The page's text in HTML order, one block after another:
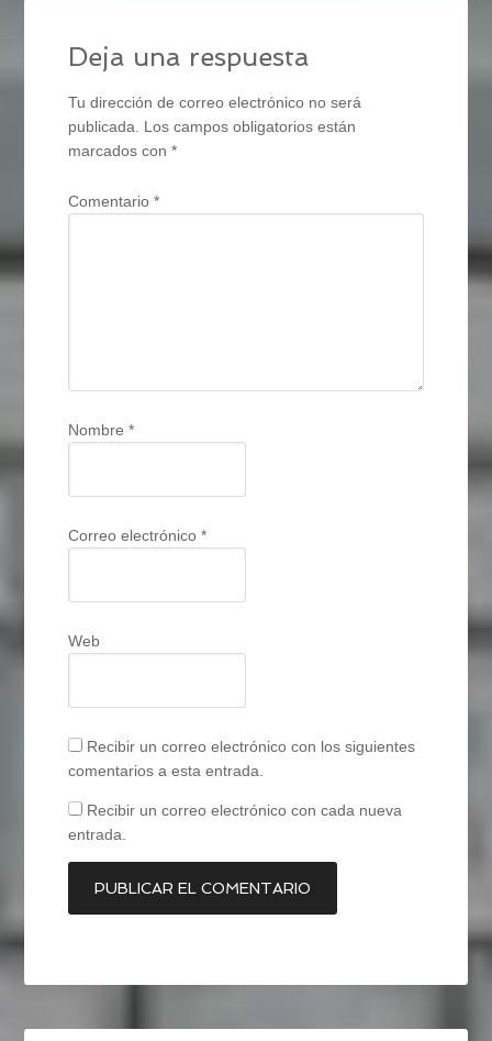
Deja una respuesta
Tu dirección de correo electrónico no será
publicada. Los campos obligatorios están
marcados con*
Comentario*
Nombre*
Correo electrónico*
Web
Recibir un correo electrónico con los siguientes
comentarios a esta entrada.
Recibir un correo electrónico con cada nueva
entrada.